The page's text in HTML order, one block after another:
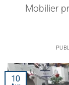
Mobilier
10